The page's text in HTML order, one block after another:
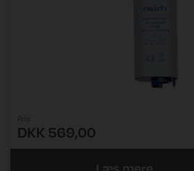
DKK 569,00